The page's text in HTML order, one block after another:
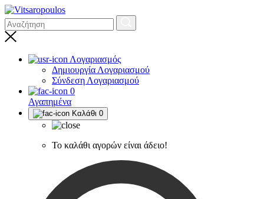
Λογαριασμός
Δημιουργία Λογαριασμού
Σύνδεση Λογαριασμού
0
Αγαπημένα
Καλάθι 0
Το καλάθι αγορών είναι άδειο!